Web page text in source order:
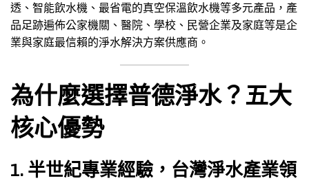
透、智能飲水機、最省電的真空保溫飲水機等多元產品，產
品足跡遍佈公家機關、醫院、學校、民營企業及家庭等是企
業與家庭最信賴的淨水解決方案供應商。
為什麼選擇普德淨水？五大
核心優勢
1. 半世紀專業經驗，台灣淨水產業領